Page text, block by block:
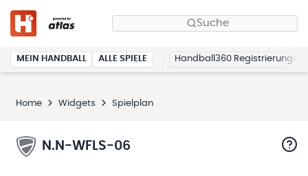
Suche
MEIN HANDBALL ALLE SPIELE Handball360 Registrierung
Home Widgets Spielplan
N.N-WFLS-06